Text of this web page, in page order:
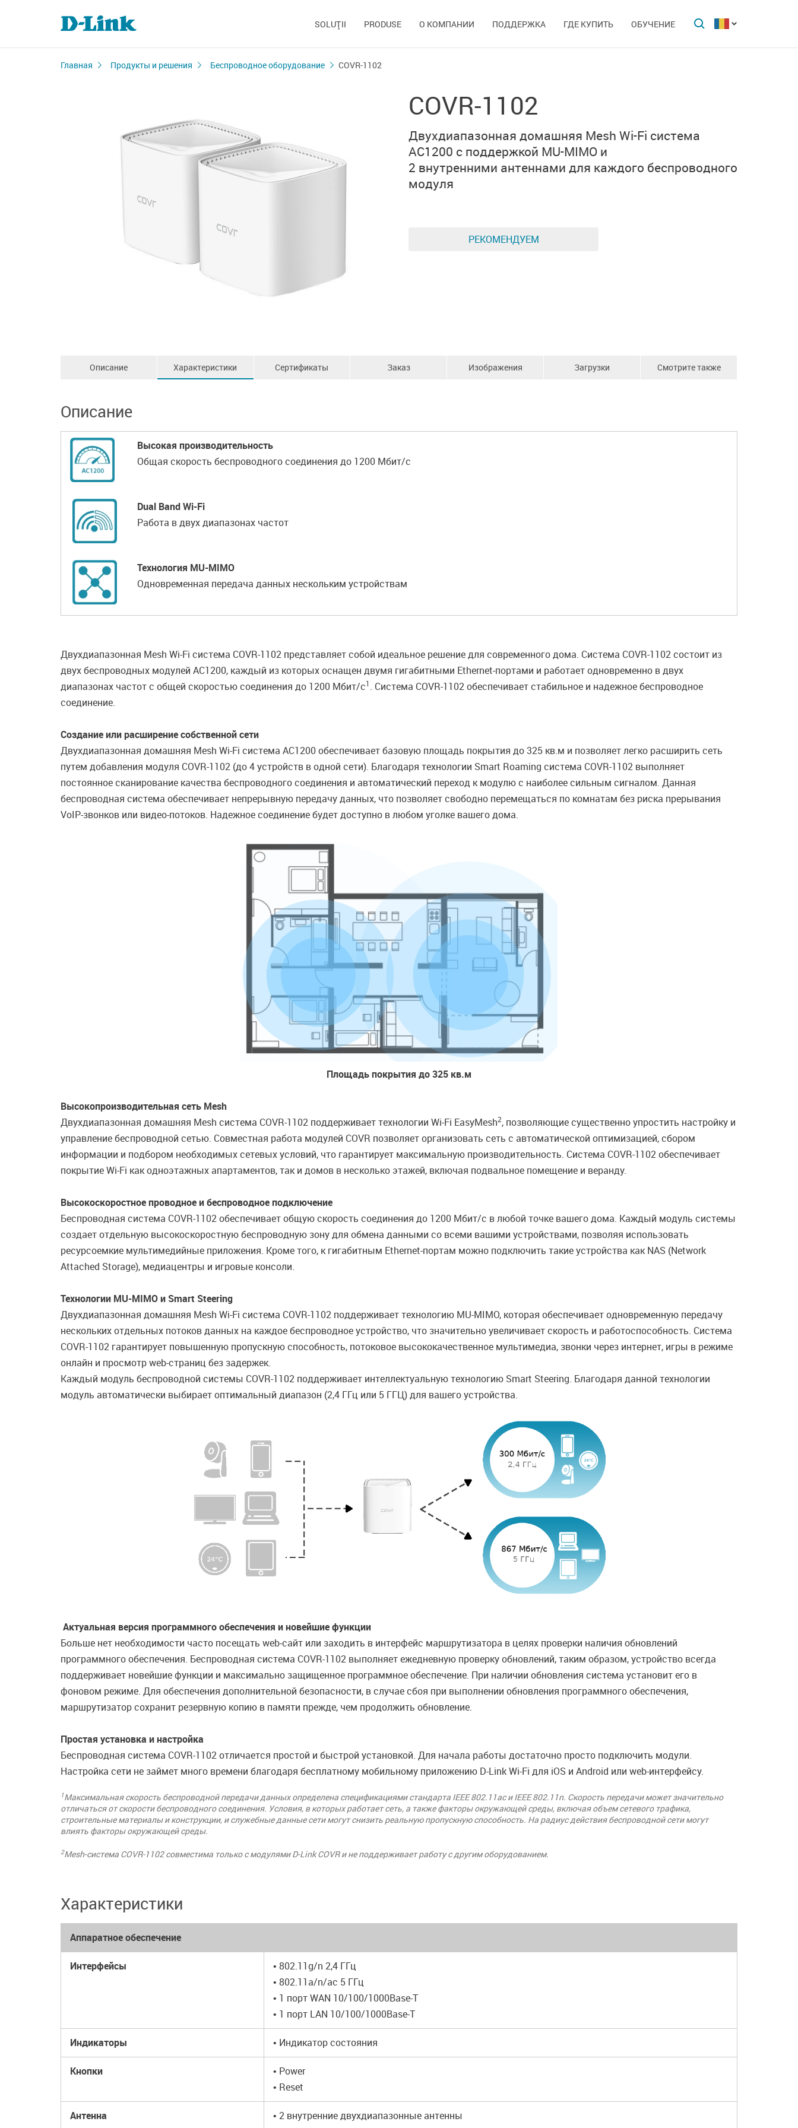
SOLUŢII PRODUSE О КОМПАНИИ ПОДДЕРЖКА ГДЕ КУПИТЬ ОБУЧЕНИЕ
Главная Продукты и решения Беспроводное оборудование COVR-1102
COVR-1102
Двухдиапазонная домашняя Mesh Wi-Fi система
AC1200 с поддержкой MU-MIMO и
2 внутренними антеннами для каждого беспроводного
модуля
РЕКОМЕНДУЕМ
Описание Характеристики Сертификаты Заказ Изображения Загрузки Смотрите также
Описание
Высокая производительность
Общая скорость беспроводного соединения до 1200 Мбит/с
Dual Band Wi-Fi
Работа в двух диапазонах частот
Технология MU-MIMO
Одновременная передача данных нескольким устройствам
Двухдиапазонная Mesh Wi-Fi система COVR-1102 представляет собой идеальное решение для современного дома. Система COVR-1102 состоит из
двух беспроводных модулей AC1200, каждый из которых оснащен двумя гигабитными Ethernet-портами и работает одновременно в двух
диапазонах частот с общей скоростью соединения до 1200 Мбит/с1 . Система COVR-1102 обеспечивает стабильное и надежное беспроводное
соединение.
Создание или расширение собственной сети
Двухдиапазонная домашняя Mesh Wi-Fi система AC1200 обеспечивает базовую площадь покрытия до 325 кв.м и позволяет легко расширить сеть
путем добавления модуля COVR-1102 (до 4 устройств в одной сети). Благодаря технологии Smart Roaming система COVR-1102 выполняет
постоянное сканирование качества беспроводного соединения и автоматический переход к модулю с наиболее сильным сигналом. Данная
беспроводная система обеспечивает непрерывную передачу данных, что позволяет свободно перемещаться по комнатам без риска прерывания
VoIP-звонков или видео-потоков. Надежное соединение будет доступно в любом уголке вашего дома.
Площадь покрытия до 325 кв.м
Высокопроизводительная сеть Mesh
Двухдиапазонная домашняя Mesh система COVR-1102 поддерживает технологии Wi-Fi EasyMesh2, позволяющие существенно упростить настройку и
управление беспроводной сетью. Совместная работа модулей COVR позволяет организовать сеть с автоматической оптимизацией, сбором
информации и подбором необходимых сетевых условий, что гарантирует максимальную производительность. Система COVR-1102 обеспечивает
покрытие Wi-Fi как одноэтажных апартаментов, так и домов в несколько этажей, включая подвальное помещение и веранду.
Высокоскоростное проводное и беспроводное подключение
Беспроводная система COVR-1102 обеспечивает общую скорость соединения до 1200 Мбит/с в любой точке вашего дома. Каждый модуль системы
создает отдельную высокоскоростную беспроводную зону для обмена данными со всеми вашими устройствами, позволяя использовать
ресурсоемкие мультимедийные приложения. Кроме того, к гигабитным Ethernet-портам можно подключить такие устройства как NAS (Network
Attached Storage), медиацентры и игровые консоли.
Технологии MU-MIMO и Smart Steering
Двухдиапазонная домашняя Mesh Wi-Fi система COVR-1102 поддерживает технологию MU-MIMO, которая обеспечивает одновременную передачу
нескольких отдельных потоков данных на каждое беспроводное устройство, что значительно увеличивает скорость и работоспособность. Cистема
COVR-1102 гарантирует повышенную пропускную способность, потоковое высококачественное мультимедиа, звонки через интернет, игры в режиме
онлайн и просмотр web-страниц без задержек.
Каждый модуль беспроводной системы COVR-1102 поддерживает интеллектуальную технологию Smart Steering. Благодаря данной технологии
модуль автоматически выбирает оптимальный диапазон (2,4 ГГц или 5 ГГЦ) для вашего устройства.
Актуальная версия программного обеспечения и новейшие функции
Больше нет необходимости часто посещать web-сайт или заходить в интерфейс маршрутизатора в целях проверки наличия обновлений
программного обеспечения. Беспроводная система COVR-1102 выполняет ежедневную проверку обновлений, таким образом, устройство всегда
поддерживает новейшие функции и максимально защищенное программное обеспечение. При наличии обновления система установит его в
фоновом режиме. Для обеспечения дополнительной безопасности, в случае сбоя при выполнении обновления программного обеспечения,
маршрутизатор сохранит резервную копию в памяти прежде, чем продолжить обновление.
Простая установка и настройка
Беспроводная система COVR-1102 отличается простой и быстрой установкой. Для начала работы достаточно просто подключить модули.
Настройка сети не займет много времени благодаря бесплатному мобильному приложению D-Link Wi-Fi для iOS и Android или web-интерфейсу.
1Максимальная скорость беспроводной передачи данных определена спецификациями стандарта IEEE 802.11ac и IEEE 802.11n. Скорость передачи может значительно
отличаться от скорости беспроводного соединения. Условия, в которых работает сеть, а также факторы окружающей среды, включая объем сетевого трафика,
строительные материалы и конструкции, и служебные данные сети могут снизить реальную пропускную способность. На радиус действия беспроводной сети могут
влиять факторы окружающей среды.
2Mesh-система COVR-1102 совместима только с модулями D-Link COVR и не поддерживает работу с другим оборудованием.
Характеристики
Аппаратное обеспечение
Интерфейсы
• 802.11g/n 2,4 ГГц
• 802.11a/n/ac 5 ГГц
• 1 порт WAN 10/100/1000Base-T
• 1 порт LAN 10/100/1000Base-T
Индикаторы • Индикатор состояния
Кнопки
• Power
• Reset
Антенна • 2 внутренние двухдиапазонные антенны